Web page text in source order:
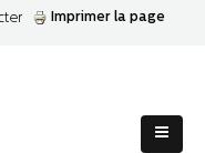
Imprimer la page